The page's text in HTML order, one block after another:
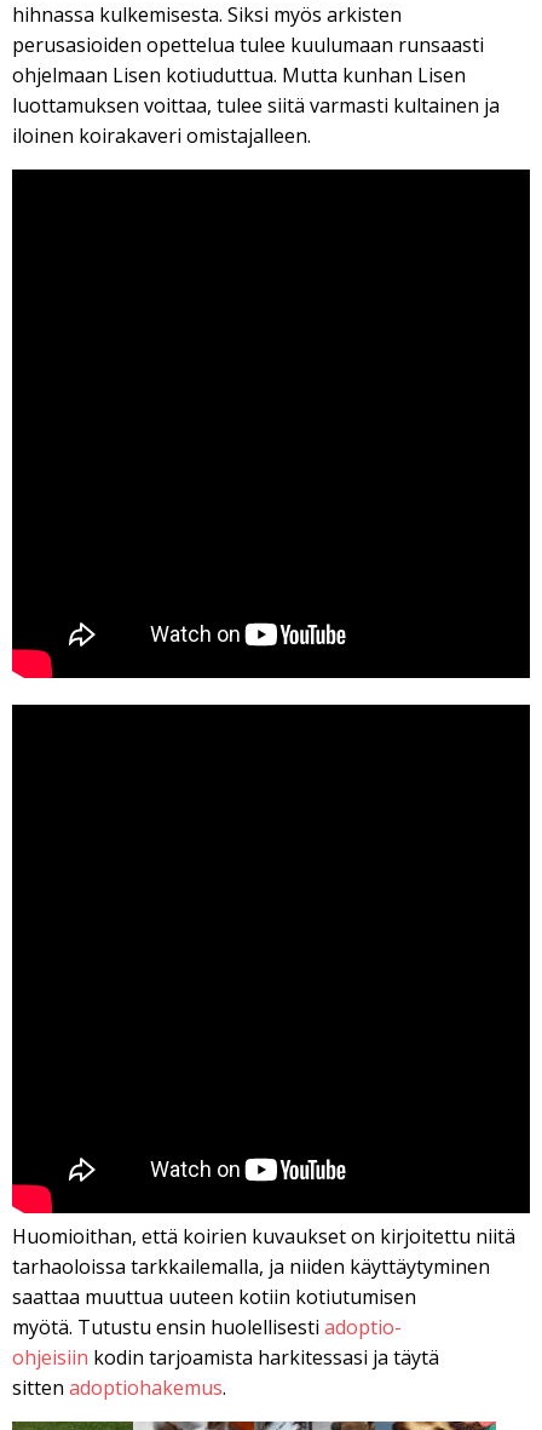
hihnassa kulkemisesta. Siksi myös arkisten
perusasioiden opettelua tulee kuulumaan runsaasti
ohjelmaan Lisen kotiuduttua. Mutta kunhan Lisen
luottamuksen voittaa, tulee siitä varmasti kultainen ja
iloinen koirakaveri omistajalleen.
Huomioithan, että koirien kuvaukset on kirjoitettu niitä
tarhaoloissa tarkkailemalla, ja niiden käyttäytyminen
saattaa muuttua uuteen kotiin kotiutumisen
myötä. Tutustu ensin huolellisesti adoptio-
ohjeisiin kodin tarjoamista harkitessasi ja täytä
sitten adoptiohakemus.